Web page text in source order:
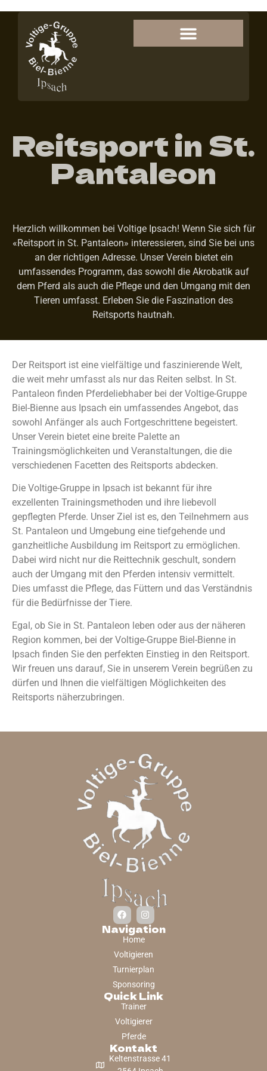
Reitsport in St.
Pantaleon
Herzlich willkommen bei Voltige Ipsach! Wenn Sie sich für
«Reitsport in St. Pantaleon» interessieren, sind Sie bei uns
an der richtigen Adresse. Unser Verein bietet ein
umfassendes Programm, das sowohl die Akrobatik auf
dem Pferd als auch die Pflege und den Umgang mit den
Tieren umfasst. Erleben Sie die Faszination des
Reitsports hautnah.
Der Reitsport ist eine vielfältige und faszinierende Welt,
die weit mehr umfasst als nur das Reiten selbst. In St.
Pantaleon finden Pferdeliebhaber bei der Voltige-Gruppe
Biel-Bienne aus Ipsach ein umfassendes Angebot, das
sowohl Anfänger als auch Fortgeschrittene begeistert.
Unser Verein bietet eine breite Palette an
Trainingsmöglichkeiten und Veranstaltungen, die die
verschiedenen Facetten des Reitsports abdecken.
Die Voltige-Gruppe in Ipsach ist bekannt für ihre
exzellenten Trainingsmethoden und ihre liebevoll
gepflegten Pferde. Unser Ziel ist es, den Teilnehmern aus
St. Pantaleon und Umgebung eine tiefgehende und
ganzheitliche Ausbildung im Reitsport zu ermöglichen.
Dabei wird nicht nur die Reittechnik geschult, sondern
auch der Umgang mit den Pferden intensiv vermittelt.
Dies umfasst die Pflege, das Füttern und das Verständnis
für die Bedürfnisse der Tiere.
Egal, ob Sie in St. Pantaleon leben oder aus der näheren
Region kommen, bei der Voltige-Gruppe Biel-Bienne in
Ipsach finden Sie den perfekten Einstieg in den Reitsport.
Wir freuen uns darauf, Sie in unserem Verein begrüßen zu
dürfen und Ihnen die vielfältigen Möglichkeiten des
Reitsports näherzubringen.
Navigation
Home
Voltigieren
Turnierplan
Sponsoring
Quick Link
Trainer
Voltigierer
Pferde
Kontakt
Keltenstrasse 41